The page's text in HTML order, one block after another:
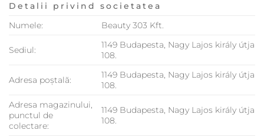
Detalii privind societatea
Numele:
Beauty 303 Kft.
Sediul:
1149 Budapesta, Nagy Lajos király útja
108.
Adresa poștală:
1149 Budapesta, Nagy Lajos király útja
108.
Adresa magazinului,
punctul de
colectare:
1149 Budapesta, Nagy Lajos király útja
108.